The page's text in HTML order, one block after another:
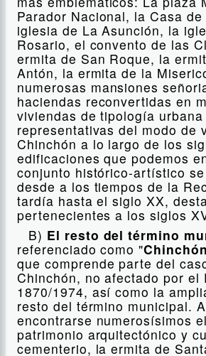
Parador Nacional, la Casa
iglesia de La Asunción, la
Rosario, el convento de las
ermita de San Roque, la
Antón, la ermita de la
numerosas mansiones
haciendas reconvertidas en
viviendas de tipología
representativas del modo de
Chinchón a lo largo de los
edificaciones que podemos
conjunto histórico-artístico
desde a los tiempos de la
tardía hasta el siglo XX,
pertenecientes a los siglos
B) El resto del término
referenciado como "
que comprende parte del
Chinchón, no afectado por el
1870/1974, así como la
resto del término municipal.
encontrarse numerosísimos
patrimonio arquitectónico y
cementerio, la ermita de